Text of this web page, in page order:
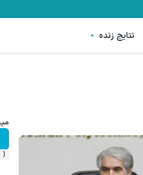
نتایج زنده
دریافت 50 تتر !
‹